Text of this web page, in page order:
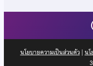
นโยบายความเป็นส่วนตัว| นโ